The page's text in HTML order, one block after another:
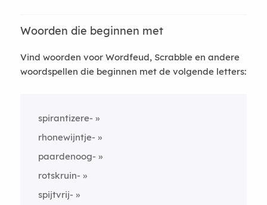
Woorden die beginnen met
Vind woorden voor Wordfeud, Scrabble en andere
woordspellen die beginnen met de volgende letters:
spirantizere-
rhonewijntje-
paardenoog-
rotskruin-
spijtvrij-